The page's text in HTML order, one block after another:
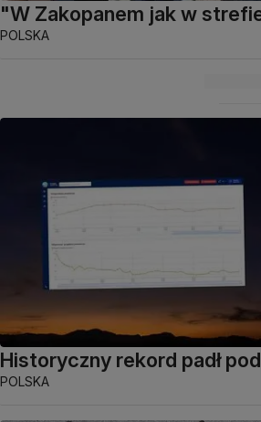
"W Zakopanem jak w
POLSKA
Historyczny rekord padł
POLSKA